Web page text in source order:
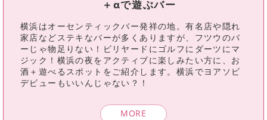
＋αで遊ぶバー
横浜はオーセンティックバー発祥の地。有名店や隠れ
家店などステキなバーが多くありますが、フツウのバ
ーじゃ物足りない！ビリヤードにゴルフにダーツにマ
ジック！横浜の夜をアクティブに楽しみたい方に、お
酒＋遊べるスポットをご紹介します。横浜でヨアソビ
デビューもいいんじゃない？！
MORE